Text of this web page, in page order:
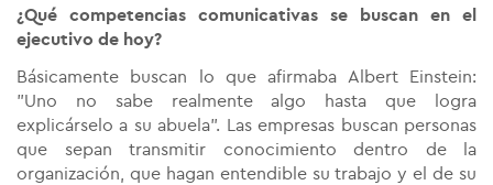
¿Qué competencias comunicativas se buscan en el
ejecutivo de hoy?
Básicamente buscan lo que afirmaba Albert Einstein:
"Uno no sabe realmente algo hasta que logra
explicárselo a su abuela". Las empresas buscan personas
que sepan transmitir conocimiento dentro de la
organización, que hagan entendible su trabajo y el de su